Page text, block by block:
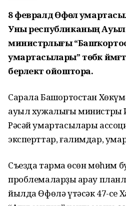
8 февралдә Өфөлә
Уны республиканың
министрлығы
умартасылары” төбәк
берлектә ойоштора.
Сарала Башҡортостан
ауыл хужалығы министры
Рәсәй умартасылары
эксперттар, ғалимдар,
Съезда тармаҡ өсөн мөһим
проблемаларҙы ҡарау
йылда Өфөлә үтәсәк 47-се